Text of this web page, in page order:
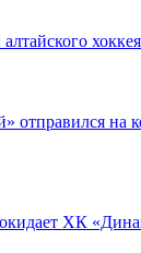
хоккея
отправился на
ХК